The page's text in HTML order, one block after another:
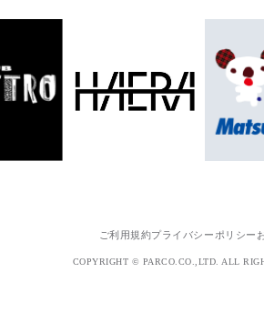
ご利用規約プライバシーポリシー
COPYRIGHT © PARCO.CO.,LTD. ALL